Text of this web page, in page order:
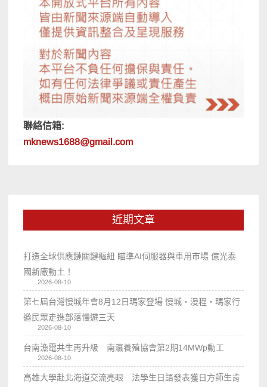
聯絡信箱:
mknews1688@gmail.com
近期文章
打造全球供應鏈關鍵樞紐 瞄準AI伺服器與車用市場 億光泰
國新廠動土！
2026-08-10
第七屆台灣慢城年會8月12日瑪家登場 慢城・漫程・瑪家行
邀民眾走進部落慢遊三天
2026-08-10
台南漁電共生再升級 南瀛養殖協會第2期14MWp動工
2026-08-10
高雄大學赴北海道交流亮眼 法學生日語發表獲日方師生肯